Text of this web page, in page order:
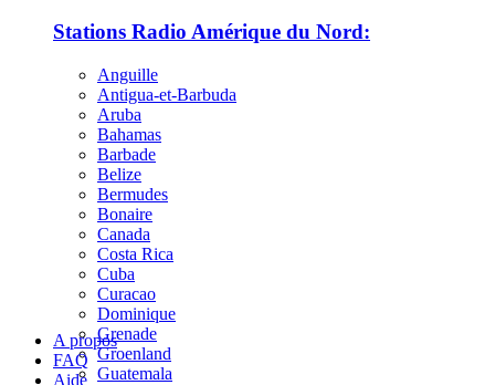
Stations Radio Amérique du Nord:
Anguille
Antigua-et-Barbuda
Aruba
Bahamas
Barbade
Belize
Bermudes
Bonaire
Canada
Costa Rica
Cuba
Curacao
Dominique
Grenade
Groenland
Guatemala
A propos
FAQ
Aide